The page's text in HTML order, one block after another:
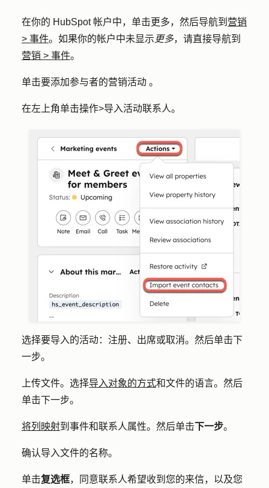
在你的 HubSpot 帐户中，单击更多，然后导航到 营销
> 事件。如果你的帐户中未显示 更多，请直接导航到
营销 > 事件。
单击要添加参与者的营销活动 。
在左上角单击操作>导入活动联系人。
选择要导入的活动： 注册、 出席或取消。然后单击下
一步。
上传文件。选择导入对象的方式和文件的语言。然后
单击下一步。
将列映射到事件和联系人属性。然后单击下一步。
确认导入文件的名称。
单击复选框，同意联系人希望收到您的来信，以及您